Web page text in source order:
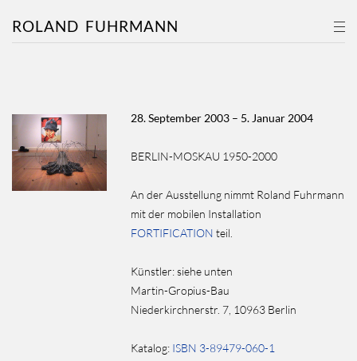
ROLAND FUHRMANN
28. September 2003 – 5. Januar 2004
BERLIN-MOSKAU 1950-2000
An der Ausstellung nimmt Roland Fuhrmann
mit der mobilen Installation
FORTIFICATION teil.
Künstler:siehe unten
Martin-Gropius-Bau
Niederkirchnerstr. 7, 10963 Berlin
Katalog: ISBN 3-89479-060-1